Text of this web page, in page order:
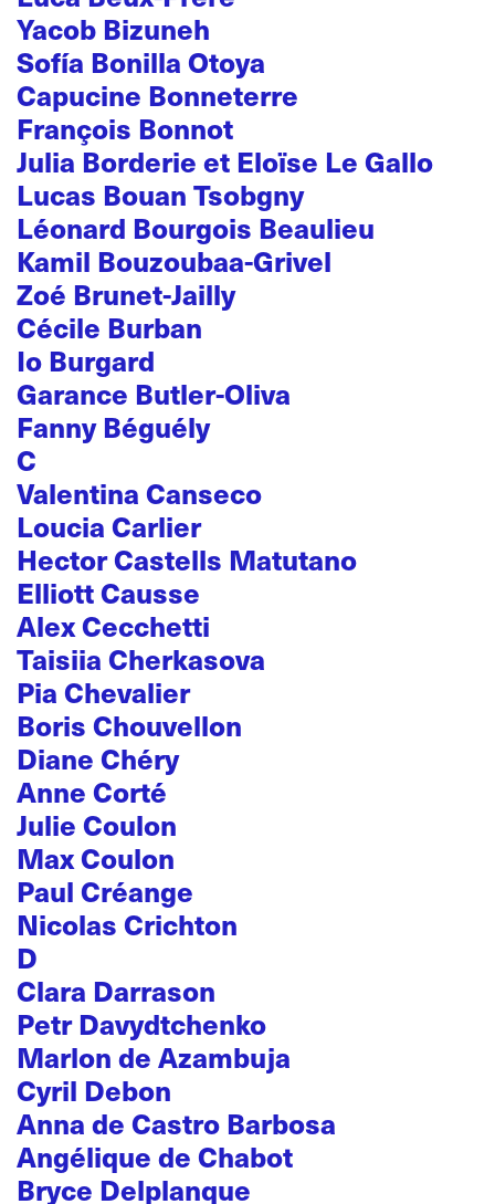
Yacob Bizuneh
Sofía Bonilla Otoya
Capucine Bonneterre
François Bonnot
Julia Borderie et Eloïse Le Gallo
Lucas Bouan Tsobgny
Léonard Bourgois Beaulieu
Kamil Bouzoubaa-Grivel
Zoé Brunet-Jailly
Cécile Burban
Io Burgard
Garance Butler-Oliva
Fanny Béguély
C
Valentina Canseco
Loucia Carlier
Hector Castells Matutano
Elliott Causse
Alex Cecchetti
Taisiia Cherkasova
Pia Chevalier
Boris Chouvellon
Diane Chéry
Anne Corté
Julie Coulon
Max Coulon
Paul Créange
Nicolas Crichton
D
Clara Darrason
Petr Davydtchenko
Marlon de Azambuja
Cyril Debon
Anna de Castro Barbosa
Angélique de Chabot
Bryce Delplanque